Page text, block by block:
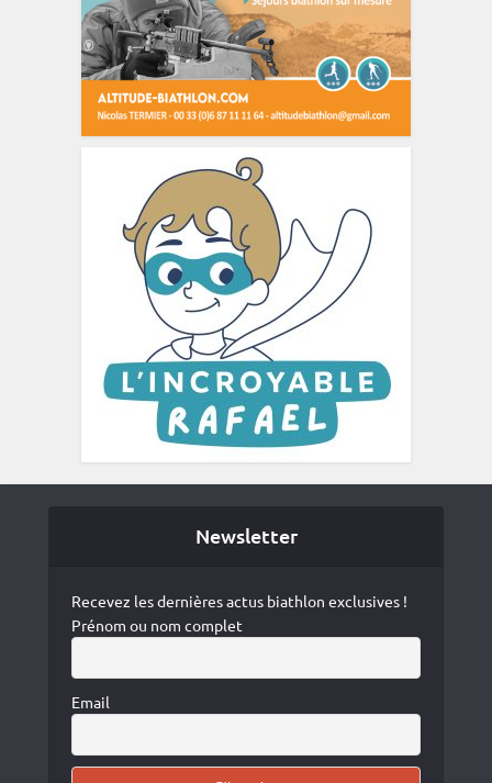
Newsletter
Recevez les dernières actus biathlon exclusives !
Prénom ou nom complet
Email